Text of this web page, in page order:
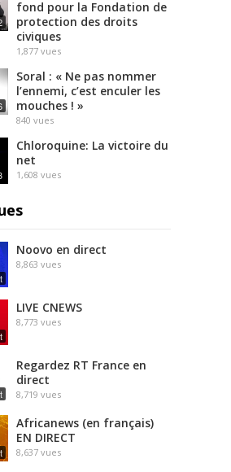
fond pour la Fondation de
protection des droits
civiques
1,877 vues
Soral : « Ne pas nommer
l’ennemi, c’est enculer les
mouches ! »
840 vues
Chloroquine: La victoire du
net
1,608 vues
Noovo en direct
8,863 vues
LIVE CNEWS
8,773 vues
Regardez RT France en
direct
8,719 vues
Africanews (en français)
EN DIRECT
8,637 vues